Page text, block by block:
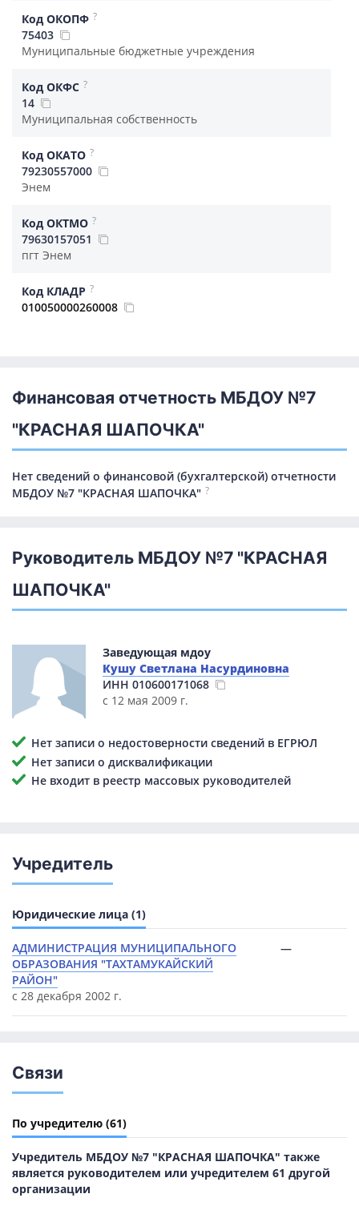
Код ОКОПФ ?
75403
Муниципальные бюджетные учреждения
Код ОКФС ?
14
Муниципальная собственность
Код ОКАТО ?
79230557000
Энем
Код ОКТМО ?
79630157051
пгт Энем
Код КЛАДР ?
010050000260008
Финансовая отчетность МБДОУ №7
"КРАСНАЯ ШАПОЧКА"
Нет сведений о финансовой (бухгалтерской) отчетности
МБДОУ №7 "КРАСНАЯ ШАПОЧКА" ?
Руководитель МБДОУ №7 "КРАСНАЯ
ШАПОЧКА"
Заведующая мдоу
Кушу Светлана Насурдиновна
ИНН 010600171068
с 12 мая 2009 г.
Нет записи о недостоверности сведений в ЕГРЮЛ
Нет записи о дисквалификации
Не входит в реестр массовых руководителей
Учредитель
Юридические лица (1)
АДМИНИСТРАЦИЯ МУНИЦИПАЛЬНОГО
ОБРАЗОВАНИЯ "ТАХТАМУКАЙСКИЙ
РАЙОН"
с 28 декабря 2002 г.
—
Связи
По учредителю (61)
Учредитель МБДОУ №7 "КРАСНАЯ ШАПОЧКА" также
является руководителем или учредителем 61 другой
организации